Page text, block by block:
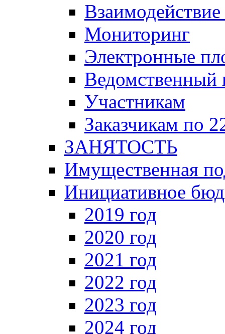
Мониторинг
Электронные
Ведомственный
Участникам
Заказчикам по
ЗАНЯТОСТЬ
Имущественная
Инициативное
2019 год
2020 год
2021 год
2022 год
2023 год
2024 год